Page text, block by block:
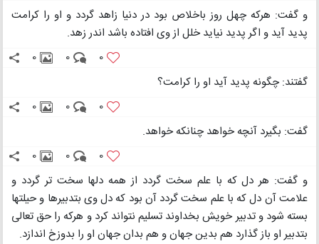
و گفت: هرکه چهل روز باخلاص بود در دنیا زاهد گردد و او را کرامت
پدید آید و اگر پدید نیاید خلل از وی افتاده باشد اندر زهد.
0
0
0
گفتند: چگونه پدید آید او را کرامت؟
0
0
0
گفت: بگیرد آنچه خواهد چنانکه خواهد.
0
0
0
و گفت: هر دل که با علم سخت گردد از همه دلها سخت تر گردد و
علامت آن دل که با علم سخت گردد آن بود که دل وی بتدبیرها و حیلتها
بسته شود و تدبیر خویش بخداوند تسلیم نتواند کرد و هرکه را حق تعالی
بتدبیر او باز گذارد هم بدین جهان و هم بدان جهان او را بدوزخ اندازد.